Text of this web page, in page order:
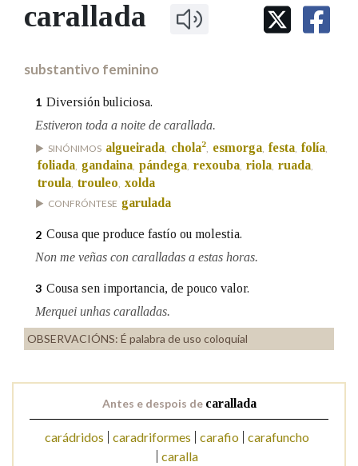
IDENTIDADE CORPORATIVA
MARCIAL DEL ADALID
FIGURAS HOMENAXEADAS
PORTAL DAS PALABRAS
Facebook
TwitterYoutubeInstagram
Bluesky
BUSCAR NOS LEMAS
Contén
BUSCAR NO CONTIDO
Nos exemplos
carallada
substantivo feminino
1 Diversión buliciosa.
Estiveron toda a noite de carallada.
SINÓNIMOS algueirada chola2 esmorga festa folía
foliada gandaina pándega rexouba riola ruada
troula trouleo xolda
CONFRÓNTESE garulada
2 Cousa que produce fastío ou molestia.
Non me veñas con caralladas a estas horas.
3 Cousa sen importancia, de pouco valor.
Merquei unhas caralladas.
OBSERVACIÓNS: É palabra de uso coloquial
Antes e despois de carallada
carádridos caradriformes carafio carafuncho
caralla